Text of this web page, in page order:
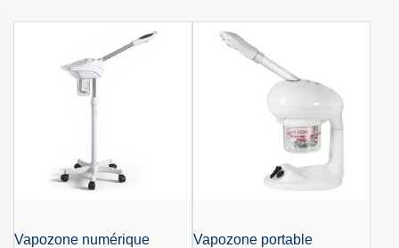
Vapozone numérique
Vapozone portable